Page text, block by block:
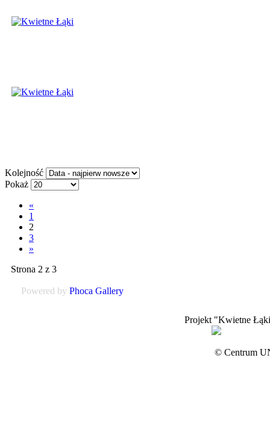
Kolejność
Pokaż
«
1
2
3
»
Strona 2 z 3
Powered by Phoca Gallery
Projekt "Kwietne
© Centrum